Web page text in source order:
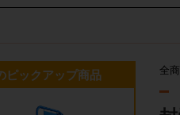
全
ピックアップ商品